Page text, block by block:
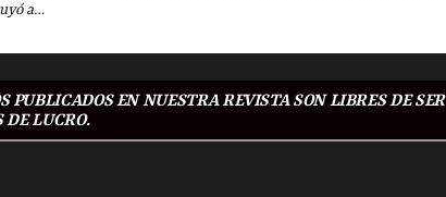
a…
PUBLICADOS EN NUESTRA REVISTA SON LIBRES DE SER
DE LUCRO.